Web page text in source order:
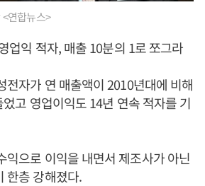
연합뉴스>
업익 적자, 매출 10분의 1로 쪼그라
전자가 연 매출액이 2010년대에 비해
고 영업이익도 14년 연속 적자를 기
익으로 이익을 내면서 제조사가 아닌
한층 강해졌다.